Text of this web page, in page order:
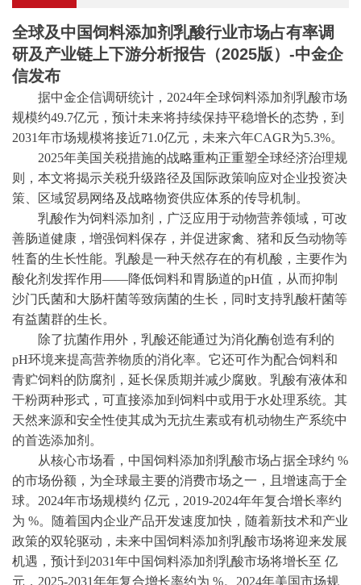
全球及中国饲料添加剂乳酸行业市场占有率调
研及产业链上下游分析报告（2025版）-中金企
信发布
据中金企信调研统计， 2024年全球饲料添加剂乳酸市场
规模约49.7亿元，预计未来将持续保持平稳增长的态势，到
2031年市场规模将接近71.0亿元，未来六年CAGR为5.3%。
2025年美国关税措施的战略重构正重塑全球经济治理规
则，本文将揭示关税升级路径及国际政策响应对企业投资决
策、区域贸易网络及战略物资供应体系的传导机制。
乳酸作为饲料添加剂，广泛应用于动物营养领域，可改
善肠道健康，增强饲料保存，并促进家禽、猪和反刍动物等
牲畜的生长性能。乳酸是一种天然存在的有机酸，主要作为
酸化剂发挥作用——降低饲料和胃肠道的pH值，从而抑制
沙门氏菌和大肠杆菌等致病菌的生长，同时支持乳酸杆菌等
有益菌群的生长。
除了抗菌作用外，乳酸还能通过为消化酶创造有利的
pH环境来提高营养物质的消化率。它还可作为配合饲料和
青贮饲料的防腐剂，延长保质期并减少腐败。乳酸有液体和
干粉两种形式，可直接添加到饲料中或用于水处理系统。其
天然来源和安全性使其成为无抗生素或有机动物生产系统中
的首选添加剂。
从核心市场看，中国饲料添加剂乳酸市场占据全球约 %
的市场份额，为全球最主要的消费市场之一，且增速高于全
球。2024年市场规模约 亿元， 2019-2024年年复合增长率约
为 %。随着国内企业产品开发速度加快，随着新技术和产业
政策的双轮驱动，未来中国饲料添加剂乳酸市场将迎来发展
机遇，预计到2031年中国饲料添加剂乳酸市场将增长至 亿
元，2025-2031年年复合增长率约为 %。2024年美国市场规